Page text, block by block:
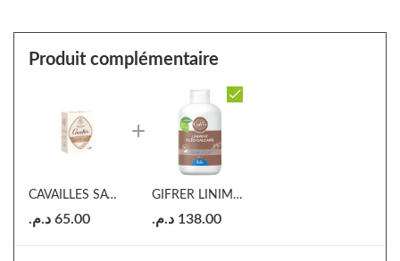
Produit complémentaire
CAVAILLES SAVON CREME NOURISSANTE 100G
65.00 د.م.
GIFRER LINIMENT OLEO-CALCAIRE
138.00 د.م.